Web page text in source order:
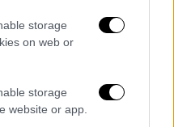
storage
on web or
storage
website or app.
Δεν θα
ούτε τα κόμματα
και θα
Τουρκίας και